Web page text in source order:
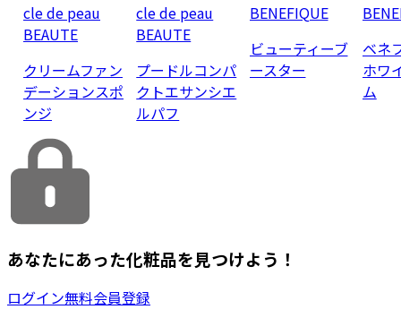
cle de peau
BEAUTE
クリームファン
デーションスポ
ンジ
cle de peau
BEAUTE
プードルコンパ
クトエサンシエ
ルパフ
BENEFIQUE
ビューティーブ
ースター
ベネ
ホワ
ム
あなたにあった化粧品を見つけよう！
ログイン無料会員登録